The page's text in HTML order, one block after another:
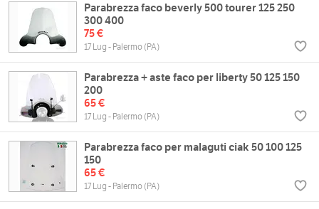
Parabrezza faco beverly 500 tourer 125 250
300 400
75 €
17 Lug - Palermo (PA)
Parabrezza + aste faco per liberty 50 125 150
200
65 €
17 Lug - Palermo (PA)
Parabrezza faco per malaguti ciak 50 100 125
150
65 €
17 Lug - Palermo (PA)